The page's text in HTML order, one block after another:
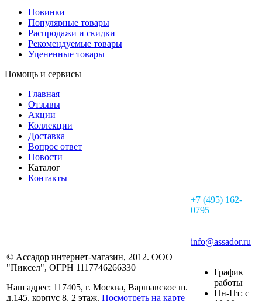
Новинки
Популярные товары
Распродажи и скидки
Рекомендуемые товары
Уцененные товары
Помощь и сервисы
Главная
Отзывы
Акции
Коллекции
Доставка
Вопрос ответ
Новости
Каталог
Контакты
© Ассадор интернет-магазин, 2012. ООО
"Пиксел", ОГРН 1117746266330
Наш адрес: 117405, г. Москва, Варшавское ш.
д.145, корпус 8, 2 этаж. Посмотреть на карте
+7 (495) 162-
0795
info@assador.ru
График
работы
Пн-Пт: с